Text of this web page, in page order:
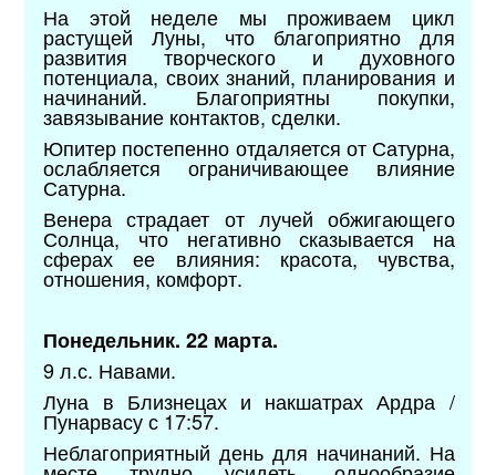
На этой неделе мы проживаем цикл
растущей Луны, что благоприятно для
развития творческого и духовного
потенциала, своих знаний, планирования и
начинаний. Благоприятны покупки,
завязывание контактов, сделки.
Юпитер постепенно отдаляется от Сатурна,
ослабляется ограничивающее влияние
Сатурна.
Венера страдает от лучей обжигающего
Солнца, что негативно сказывается на
сферах ее влияния: красота, чувства,
отношения, комфорт.
Понедельник. 22 марта.
9 л.с. Навами.
Луна в Близнецах и накшатрах Ардра /
Пунарвасу с 17:57.
Неблагоприятный день для начинаний. На